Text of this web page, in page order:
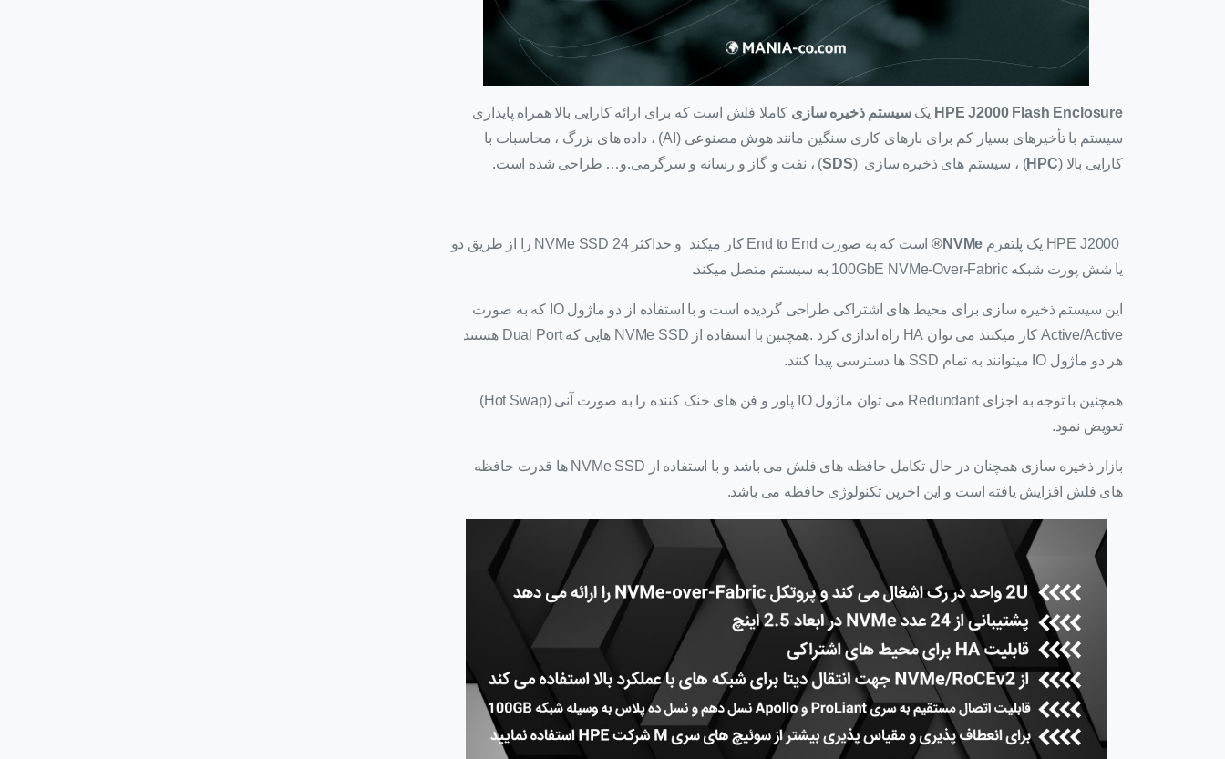
HPE J2000 Flash Enclosure یکسیستم ذخیره سازی کاملا فلش است که برای ارائه کارایی بالا همراه پایداری
سیستم با تأخیرهای بسیار کم برای بارهای کاری سنگین مانند هوش مصنوعی (AI) ، داده های بزرگ ، محاسبات با
کارایی بالا (HPC) ، سیستم های ذخیره سازی (SDS) ، نفت و گاز و رسانه و سرگرمی.و… طراحی شده است.
است که به صورت End to End کار میکند و حداکثر 24 NVMe SSD را از طریق دو
یا شش پورت شبکه 100GbE NVMe-Over-Fabric به سیستم متصل میکند.
این سیستم ذخیره سازی برای محیط های اشتراکی طراحی گردیده است و با استفاده از دو ماژول IO که به صورت
Active/Active کار میکنند می توان HA راه اندازی کرد .همچنین با استفاده از NVMe SSD هایی که Dual Port هستند
هر دو ماژول IO میتوانند به تمام SSD ها دسترسی پیدا کنند.
همچنین با توجه به اجزای Redundant می توان ماژول IO پاور و فن های خنک کننده را به صورت آنی (Hot Swap)
تعویض نمود.
بازار ذخیره سازی همچنان در حال تکامل حافظه های فلش می باشد و با استفاده از NVMe SSD ها قدرت حافظه
های فلش افزایش یافته است و این اخرین تکنولوژی حافظه می باشد.